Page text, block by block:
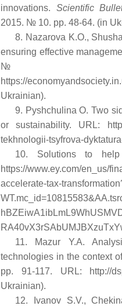
innovations. Scientific
2015. № 10. pp. 48-64. (in
8. Nazarova K.O.,
ensuring effective
№
https://
Ukrainian).
9. Pyshchulina O. Two
or sustainability. URL:
tekhnologii-tsyfrova-
10. Solutions to help
https://www.ey.com/en_us/
accelerate-tax-
11. Mazur Y.A.
technologies in the context
рр. 91-117. URL: http://
Ukrainian).
12. Ivanov S.V.,